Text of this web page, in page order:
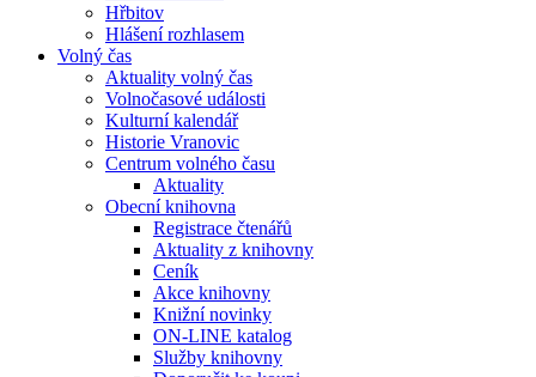
Hřbitov
Hlášení rozhlasem
Volný čas
Aktuality volný čas
Volnočasové události
Kulturní kalendář
Historie Vranovic
Centrum volného času
Aktuality
Obecní knihovna
Registrace čtenářů
Aktuality z knihovny
Ceník
Akce knihovny
Knižní novinky
ON-LINE katalog
Služby knihovny